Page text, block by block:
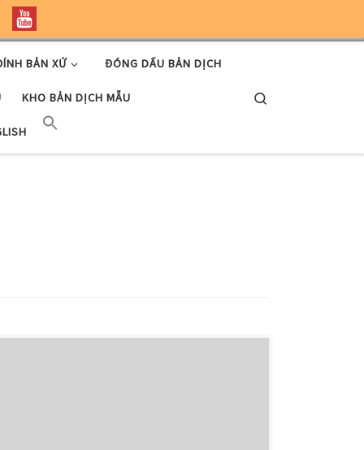
BẢN XỨ ĐÓNG DẤU BẢN DỊCH
KHO BẢN DỊCH MẪU